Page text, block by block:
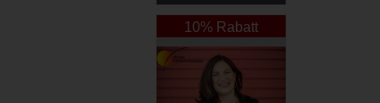
10% Rabatt